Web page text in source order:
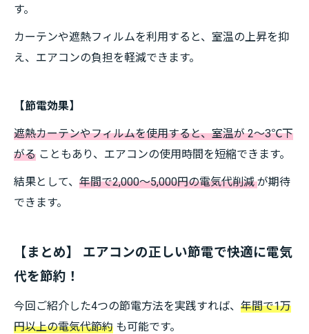
す。
カーテンや遮熱フィルムを利用すると、室温の上昇を抑
え、エアコンの負担を軽減できます。
【節電効果】
遮熱カーテンやフィルムを使用すると、室温が 2～3℃下
がる こともあり、エアコンの使用時間を短縮できます。
結果として、 年間で2,000～5,000円の電気代削減が期待
できます。
【まとめ】 エアコンの正しい節電で快適に電気
代を節約！
今回ご紹介した4つの節電方法を実践すれば、 年間で1万
円以上の電気代節約 も可能です。